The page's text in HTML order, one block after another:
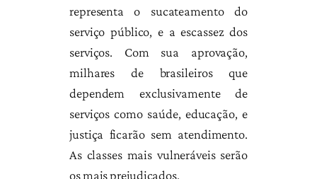
representa o sucateamento do
serviço público, e a escassez dos
serviços. Com sua aprovação,
milhares de brasileiros que
dependem exclusivamente de
serviços como saúde, educação, e
justiça ficarão sem atendimento.
As classes mais vulneráveis serão
os mais prejudicados.